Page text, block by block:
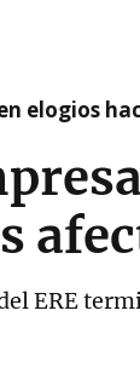
elogios
ERE